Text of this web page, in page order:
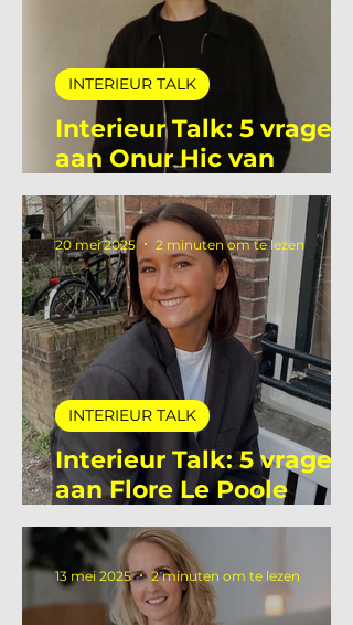
Interieur Talk: 5 vragen
aan Onur Hic van
Deltalight
INTERIEUR TALK
Interieur Talk: 5 vragen
aan Flore Le Poole
stagiaire bij De
Interieur Club
INTERIEUR TALK
20 mei 2025 2 minuten om te lezen
13 mei 2025 2 minuten om te lezen